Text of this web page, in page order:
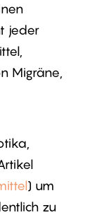
jeder
Migräne,
) um
zu